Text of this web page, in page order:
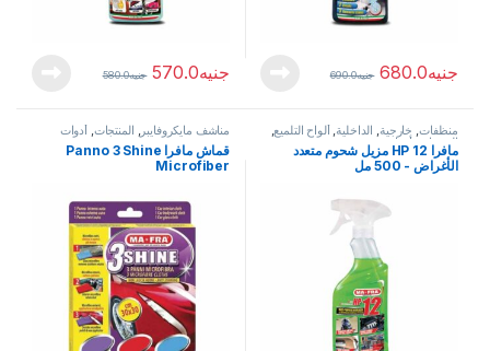
جنيه680.0 جنيه690.0 جنيه570.0 جنيه580.0
منظفات, خارجية, الداخلية,ألواح التلميع,
المنتجات ,أدوات مافرا HP 12 مزيل شحوم متعدد
الأغراض - 500 مل
مناشف مايكروفايبر, المنتجات, أدوات
قماش مافرا Panno 3 Shine
Microfiber